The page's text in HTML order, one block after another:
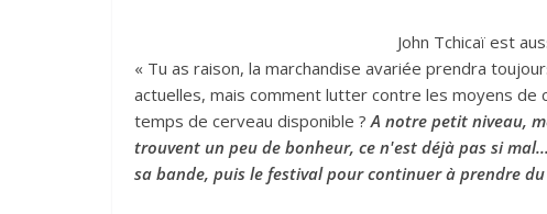
John Tchicaï est
« Tu as raison, la marchandise avariée prendra
actuelles, mais comment lutter contre les moyens
temps de cerveau disponible ? A notre petit niveau,
trouvent un peu de bonheur, ce n'est déjà pas si
sa bande, puis le festival pour continuer à prendre